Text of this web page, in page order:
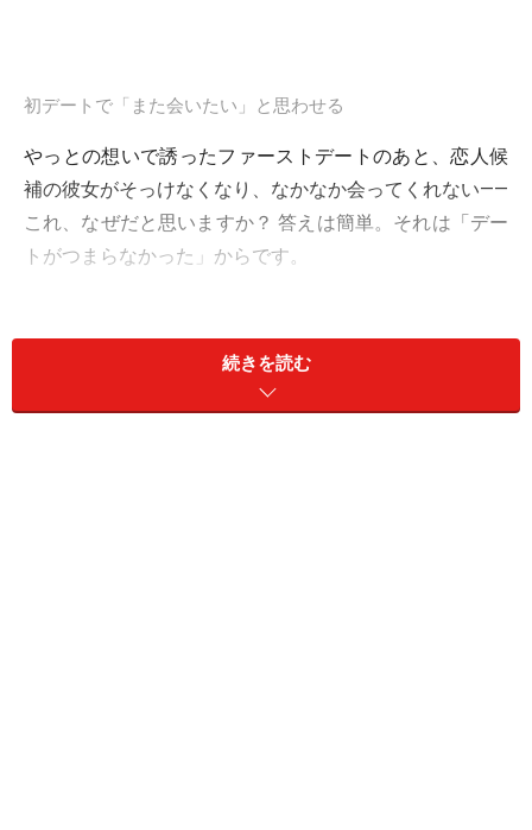
初デートで「また会いたい」と思わせる
やっとの想いで誘ったファーストデートのあと、恋人候
補の彼女がそっけなくなり、なかなか会ってくれない――
これ、なぜだと思いますか？ 答えは簡単。それは「デー
トがつまらなかった」からです。
愛想笑いに疲れ、デート用のハイヒールに疲れ、次の誘
続きを読む